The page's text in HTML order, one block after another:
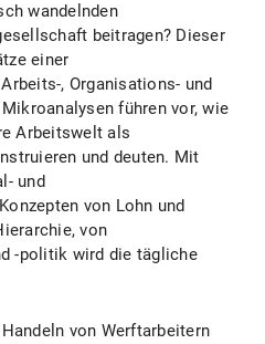
wandelnden
beitragen? Dieser
einer
, Organisations- und
führen vor, wie
Arbeitswelt als
und deuten. Mit
und
von Lohn und
von
-politik wird die tägliche
von Werftarbeitern